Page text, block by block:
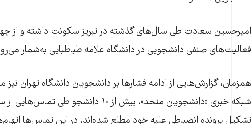
امیرحسین سعادت طی سال‌های گذشته در تبریز سکونت داشته و از
فعالیت‌های صنفی دانشجویی در دانشگاه علامه طباطبایی به‌شمار
همزمان، گزارش‌هایی از ادامه فشارها بر دانشجویان دانشگاه تهران
شبکه خبری «دانشجویان متحد»، بیش از ۱۰
تشکیل پرونده انضباطی علیه خود مطلع شده‌اند. در این تماس‌ها